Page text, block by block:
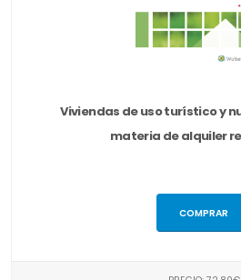
Viviendas de uso turístico y
materia de alquiler
COMPRAR